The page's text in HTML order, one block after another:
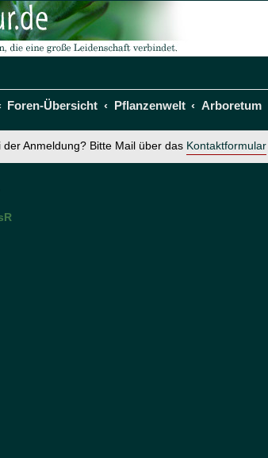
Foren-Übersicht Pflanzenwelt Arboretum
der Anmeldung? Bitte Mail über das Kontaktformular